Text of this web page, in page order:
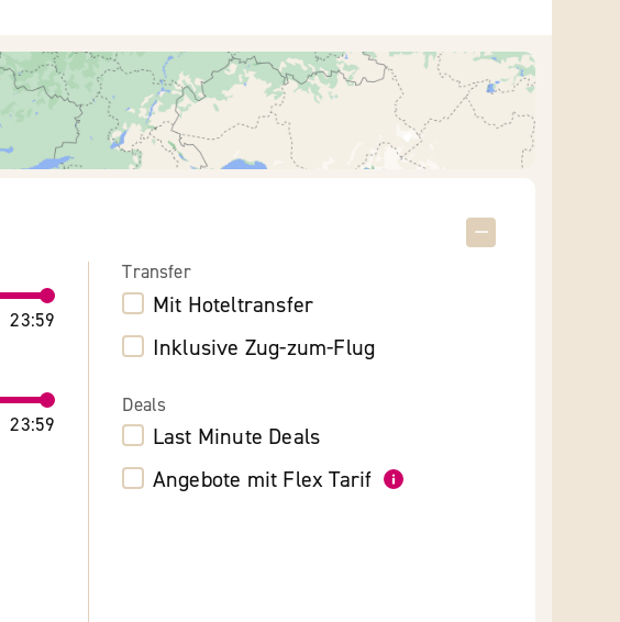
23:59
23:59
Transfer
Mit Hoteltransfer
Inklusive Zug-zum-Flug
Deals
Last Minute Deals
Angebote mit Flex Tarif